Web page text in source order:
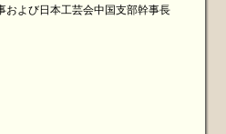
および日本工芸会中国支部幹事長